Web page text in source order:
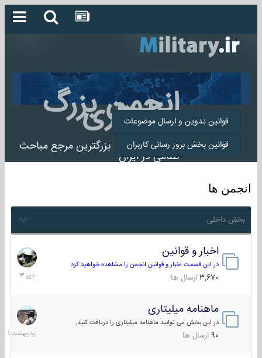
انجمن بزرگ
میلیتاری
انجمن میلیتاری بزرگترین مرجع مباحث
نظامی در ایران
قوانین تدوین و ارسال موضوعات
قوانین بخش بروز رسانی کاربران
انجمن ها
بخش داخلی
اخبار و قوانین
در این قسمت اخبار و قوانین انجمن را مشاهده خواهید کرد
3,670 ارسال ها
22
دی
1403
ماهنامه میلیتاری
در این بخش می توانید ماهنامه میلیتاری را دریافت کنید.
90 ارسال ها
30
1401